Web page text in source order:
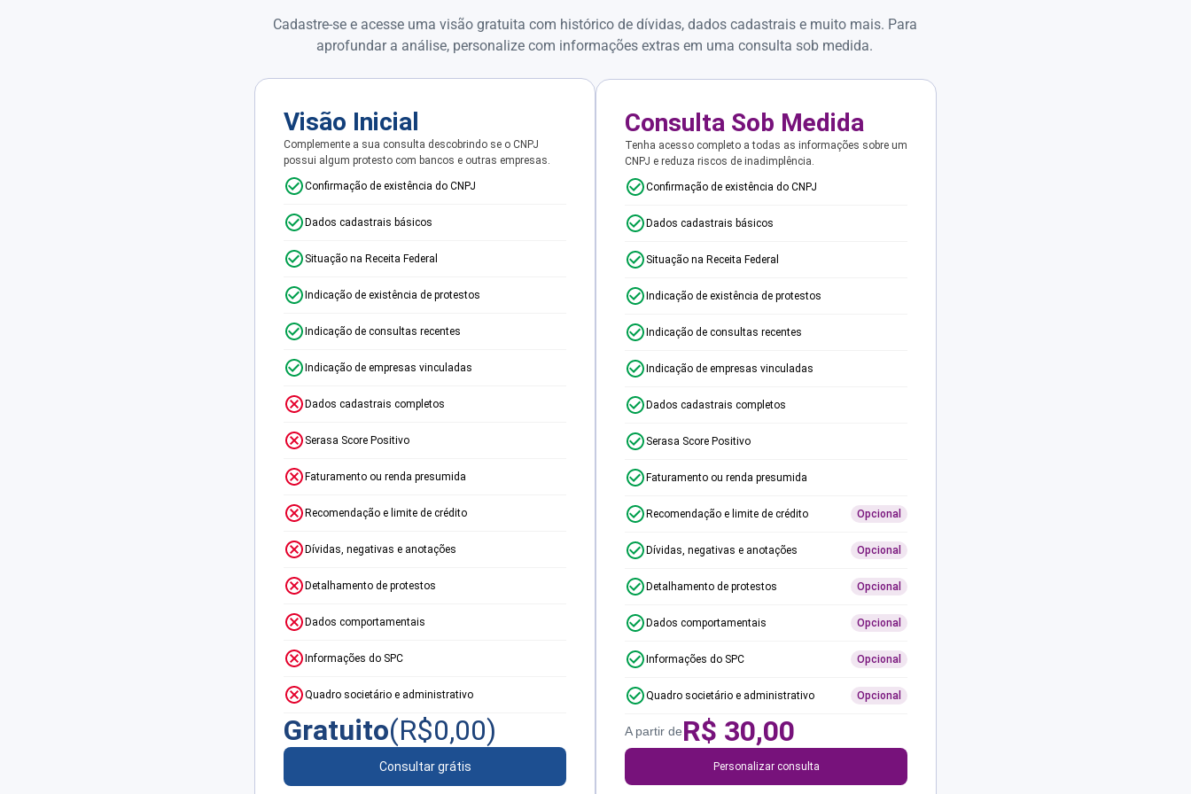
Cadastre-se e acesse uma visão gratuita com histórico de dívidas, dados cadastrais e muito mais. Para
aprofundar a análise, personalize com informações extras em uma consulta sob medida.
Visão Inicial
Complemente a sua consulta descobrindo se o CNPJ
possui algum protesto com bancos e outras empresas.
Confirmação de existência do CNPJ
Dados cadastrais básicos
Situação na Receita Federal
Indicação de existência de protestos
Indicação de consultas recentes
Indicação de empresas vinculadas
Dados cadastrais completos
Serasa Score Positivo
Faturamento ou renda presumida
Recomendação e limite de crédito
Dívidas, negativas e anotações
Detalhamento de protestos
Dados comportamentais
Informações do SPC
Quadro societário e administrativo
Gratuito(R$0,00)
Consultar grátis
Consulta Sob Medida
Tenha acesso completo a todas as informações sobre um
CNPJ e reduza riscos de inadimplência.
Confirmação de existência do CNPJ
Dados cadastrais básicos
Situação na Receita Federal
Indicação de existência de protestos
Indicação de consultas recentes
Indicação de empresas vinculadas
Dados cadastrais completos
Serasa Score Positivo
Faturamento ou renda presumida
Recomendação e limite de crédito Opcional
Dívidas, negativas e anotações Opcional
Detalhamento de protestos Opcional
Dados comportamentais Opcional
Informações do SPC Opcional
Quadro societário e administrativo Opcional
A partir deR$ 30,00
Personalizar consulta